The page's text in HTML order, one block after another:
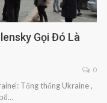
Gọi Đó Là
0
Tổng thống Ukraine ,